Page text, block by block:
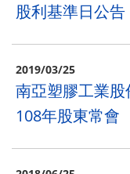
股利基準日公告
2019/03/25
南亞塑膠工業
108年股東常會